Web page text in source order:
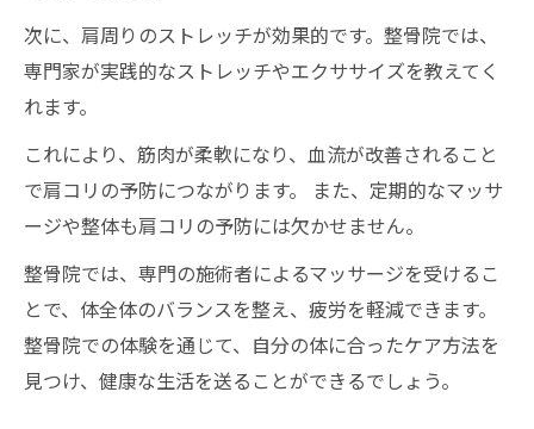
次に、肩周りのストレッチが効果的です。整骨院では、
専門家が実践的なストレッチやエクササイズを教えてく
れます。
これにより、筋肉が柔軟になり、血流が改善されること
で肩コリの予防につながります。 また、定期的なマッサ
ージや整体も肩コリの予防には欠かせません。
整骨院では、専門の施術者によるマッサージを受けるこ
とで、体全体のバランスを整え、疲労を軽減できます。
整骨院での体験を通じて、自分の体に合ったケア方法を
見つけ、健康な生活を送ることができるでしょう。